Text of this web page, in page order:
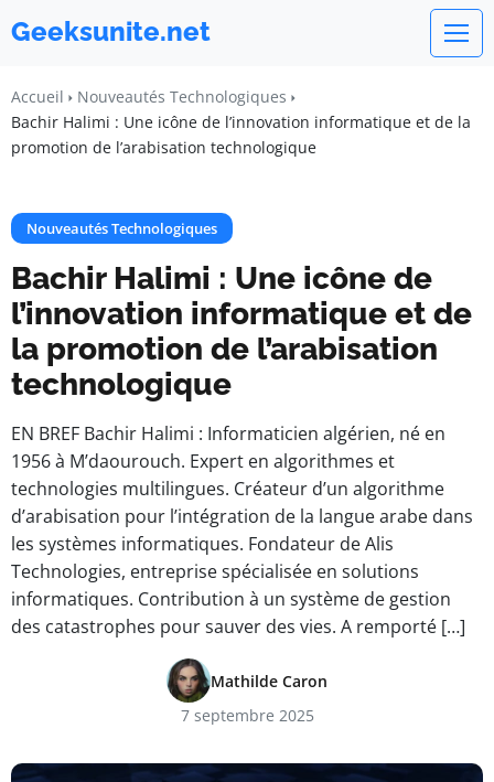
Geeksunite.net
Accueil
Nouveautés Technologiques
Bachir Halimi : Une icône de l’innovation informatique et de la
promotion de l’arabisation technologique
Nouveautés Technologiques
Bachir Halimi : Une icône de
l’innovation informatique et de
la promotion de l’arabisation
technologique
EN BREF Bachir Halimi : Informaticien algérien, né en
1956 à M’daourouch. Expert en algorithmes et
technologies multilingues. Créateur d’un algorithme
d’arabisation pour l’intégration de la langue arabe dans
les systèmes informatiques. Fondateur de Alis
Technologies, entreprise spécialisée en solutions
informatiques. Contribution à un système de gestion
des catastrophes pour sauver des vies. A remporté […]
Mathilde Caron
7 septembre 2025